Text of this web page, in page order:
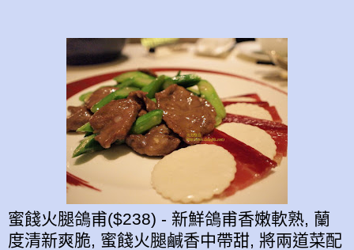
蜜餞火腿鴿甫($238) - 新鮮鴿甫香嫩軟熟, 蘭
度清新爽脆, 蜜餞火腿鹹香中帶甜, 將兩道菜配